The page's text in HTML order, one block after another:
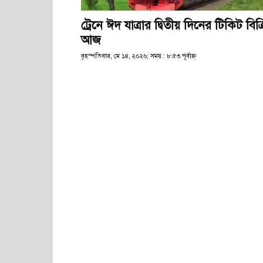
ট্রেনে ঈদ যাত্রার দ্বিতীয় দিনের টিকিট
আজ
বৃহস্পতিবার, মে ১৪, ২০২৬; সময় : ৮:৫৩ পূর্বাহ্ণ